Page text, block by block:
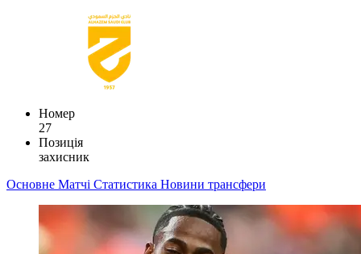
Номер
27
Позиція
захисник
Основне Матчі Статистика Новини трансфери